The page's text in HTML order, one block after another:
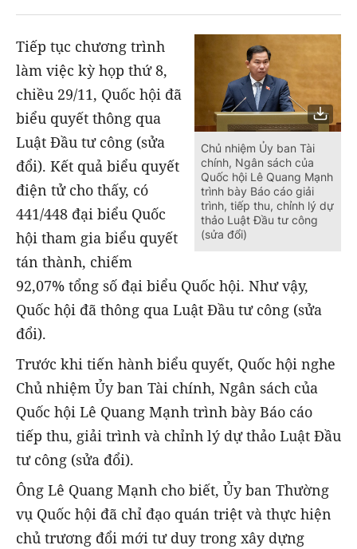
Chủ nhiệm Ủy ban Tài
chính, Ngân sách của
Quốc hội Lê Quang Mạnh
trình bày Báo cáo giải
trình, tiếp thu, chỉnh lý dự
thảo Luật Đầu tư công
(sửa đổi)
Tiếp tục chương trình
làm việc kỳ họp thứ 8,
chiều 29/11, Quốc hội đã
biểu quyết thông qua
Luật Đầu tư công (sửa
đổi). Kết quả biểu quyết
điện tử cho thấy, có
441/448 đại biểu Quốc
hội tham gia biểu quyết
tán thành, chiếm
92,07% tổng số đại biểu Quốc hội. Như vậy,
Quốc hội đã thông qua Luật Đầu tư công (sửa
đổi).
Trước khi tiến hành biểu quyết, Quốc hội nghe
Chủ nhiệm Ủy ban Tài chính, Ngân sách của
Quốc hội Lê Quang Mạnh trình bày Báo cáo
tiếp thu, giải trình và chỉnh lý dự thảo Luật Đầu
tư công (sửa đổi).
Ông Lê Quang Mạnh cho biết, Ủy ban Thường
vụ Quốc hội đã chỉ đạo quán triệt và thực hiện
chủ trương đổi mới tư duy trong xây dựng